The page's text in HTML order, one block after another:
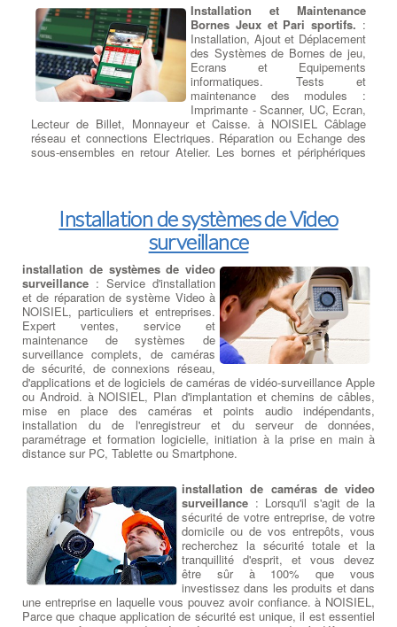
Installation et Maintenance
Bornes Jeux et Pari sportifs. :
Installation, Ajout et Déplacement
des Systèmes de Bornes de jeu,
Ecrans et Equipements
informatiques. Tests et
maintenance des modules :
Imprimante - Scanner, UC, Ecran,
Lecteur de Billet, Monnayeur et Caisse. à NOISIEL Câblage
réseau et connections Electriques. Réparation ou Echange des
sous-ensembles en retour Atelier. Les bornes et périphériques
Installation de systèmes de Video
surveillance
installation de systèmes de video
surveillance : Service d'installation
et de réparation de système Video à
NOISIEL, particuliers et entreprises.
Expert ventes, service et
maintenance de systèmes de
surveillance complets, de caméras
de sécurité, de connexions réseau,
d'applications et de logiciels de caméras de vidéo-surveillance Apple
ou Android. à NOISIEL, Plan d'implantation et chemins de câbles,
mise en place des caméras et points audio indépendants,
installation du de l'enregistreur et du serveur de données,
paramétrage et formation logicielle, initiation à la prise en main à
distance sur PC, Tablette ou Smartphone.
installation de caméras de video
surveillance : Lorsqu'il s'agit de la
sécurité de votre entreprise, de votre
domicile ou de vos entrepôts, vous
recherchez la sécurité totale et la
tranquillité d'esprit, et vous devez
être sûr à 100% que vous
investissez dans les produits et dans
une entreprise en laquelle vous pouvez avoir confiance. à NOISIEL,
Parce que chaque application de sécurité est unique, il est essentiel